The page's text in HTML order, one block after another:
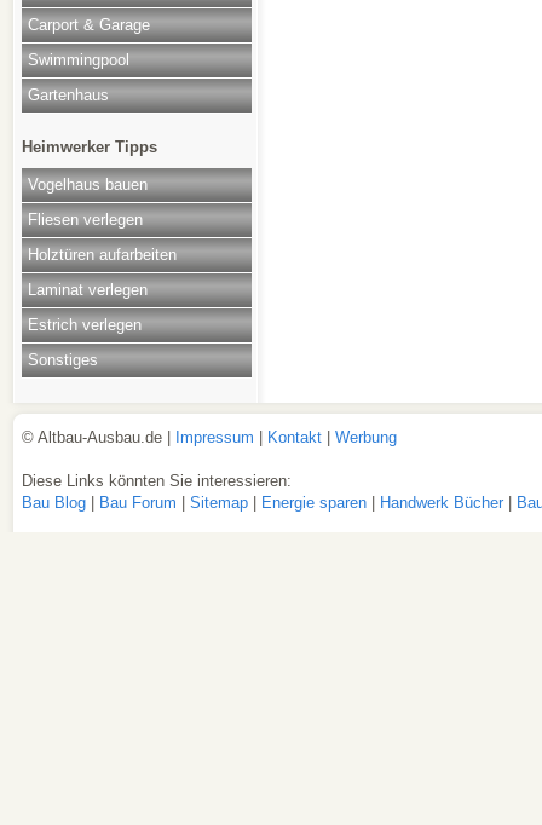
Carport & Garage
Swimmingpool
Gartenhaus
Heimwerker Tipps
Vogelhaus bauen
Fliesen verlegen
Holztüren aufarbeiten
Laminat verlegen
Estrich verlegen
Sonstiges
© Altbau-Ausbau.de | Impressum Kontakt Werbung
Diese Links könnten Sie interessieren:
Bau Blog
Bau Forum Sitemap Energie sparen Handwerk Bücher